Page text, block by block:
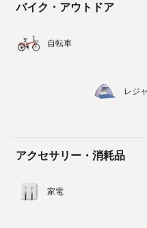
バイク・アウトドア
自転車
レジ
アクセサリー・消耗品
家電